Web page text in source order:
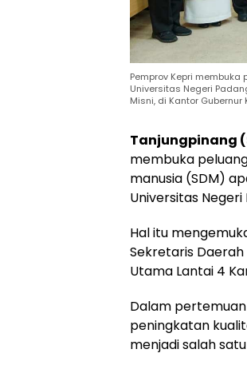
Pemprov Kepri
Universitas Negeri
Misni, di Kantor Gubernur
Tanjungpinang
membuka
manusia (SDM)
Universitas Negeri
Hal itu
Sekretaris Daerah
Utama Lantai 4
Dalam
peningkatan
menjadi salah